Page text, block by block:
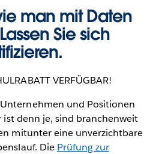
man mit Daten
Sie sich
VERFÜGBAR!
und Positionen
denn je, sind branchenweit
mitunter eine unverzichtbare
Die Prüfung zur